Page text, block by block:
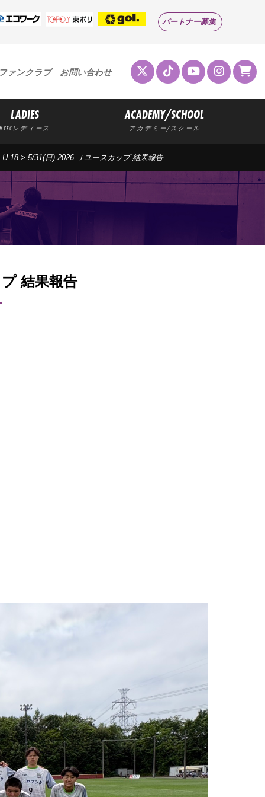
パートナー募集
ァンクラブ お問い合わせ
LADIES
レディース
ACADEMY/SCHOOL
アカデミー/スクール
U-18 > 5/31(日) 2026 Ｊユースカップ 結果報告
結果報告